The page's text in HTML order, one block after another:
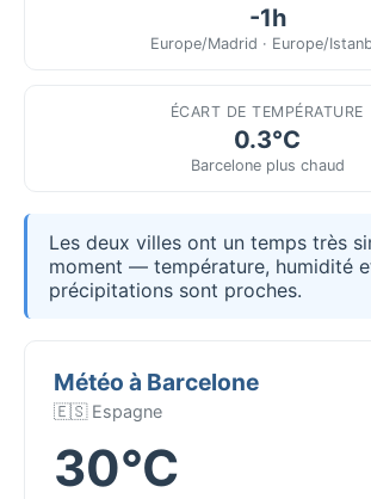
-1h
Europe/Madrid · Europe/
ÉCART DE TEMPÉRATURE
0.3°C
Barcelone plus chaud
Les deux villes ont un temps très
moment — température, humidité
précipitations sont proches.
Météo à Barcelone
🇪🇸 Espagne
30°C